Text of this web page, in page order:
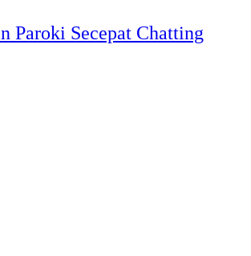
Paroki Secepat Chatting